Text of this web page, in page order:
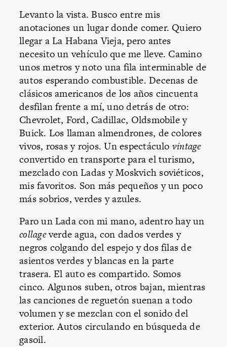
Levanto la vista. Busco entre mis
anotaciones un lugar donde comer. Quiero
llegar a La Habana Vieja, pero antes
necesito un vehículo que me lleve. Camino
unos metros y noto una fila interminable de
autos esperando combustible. Decenas de
clásicos americanos de los años cincuenta
desfilan frente a mí, uno detrás de otro:
Chevrolet, Ford, Cadillac, Oldsmobile y
Buick. Los llaman almendrones, de colores
vivos, rosas y rojos. Un espectáculo vintage
convertido en transporte para el turismo,
mezclado con Ladas y Moskvich soviéticos,
mis favoritos. Son más pequeños y un poco
más sobrios, verdes y azules.
Paro un Lada con mi mano, adentro hay un
collageverde agua, con dados verdes y
negros colgando del espejo y dos filas de
asientos verdes y blancas en la parte
trasera. El auto es compartido. Somos
cinco. Algunos suben, otros bajan, mientras
las canciones de reguetón suenan a todo
volumen y se mezclan con el sonido del
exterior. Autos circulando en búsqueda de
gasoil.